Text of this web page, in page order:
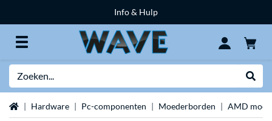
Info & Hulp
Home Hardware Pc-componenten Moederborden AMD